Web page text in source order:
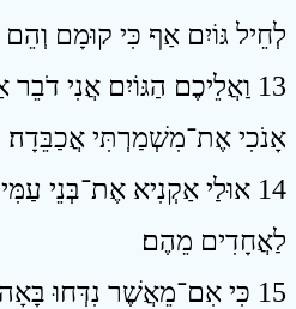
לְחֵיל גּוֹיִם אַף כִּי קוּמָם וְהֵם
13 וַאֲלֵיכֶם הַגּוֹיִם אֲנִי
אָנֹכִי אֶת־מִשְׁמַרְתִּי אֲכַבֵּדָה׃
14 אוּלַי אַקְנִיא אֶת־בְּנֵי
לַאֲחָדִים מֵהֶם׃
15 כִּי אִם־מֵאֲשֶׁר נִדְּחוּ